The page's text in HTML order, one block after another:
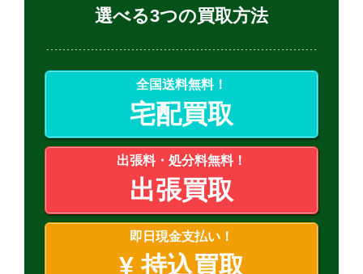
選べる3つの買取方法
全国送料無料！
宅配買取
出張料・処分料無料！
出張買取
即日現金支払い！
¥持込買取